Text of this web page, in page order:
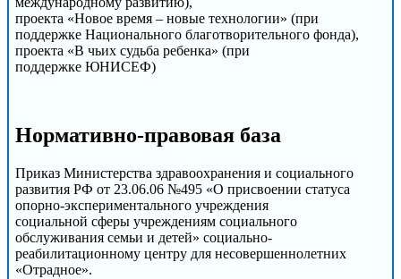
проекта «Новое время – новые технологии» (при
поддержке Национального благотворительного фонда),
проекта «В чьих судьба ребенка» (при
поддержке ЮНИСЕФ)
Нормативно-правовая база
Приказ Министерства здравоохранения и социального
развития РФ от 23.06.06 №495 «О присвоении статуса
опорно-экспериментального учреждения
социальной сферы учреждениям социального
обслуживания семьи и детей» социально-
реабилитационному центру для несовершеннолетних
«Отрадное».